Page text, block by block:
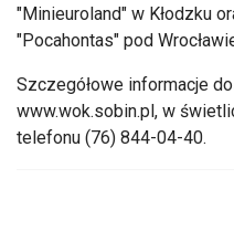
"Minieuroland" w Kłodzku
"Pocahontas" pod
Szczegółowe informacje
www.wok.sobin.pl, w
telefonu (76) 844-04-40.